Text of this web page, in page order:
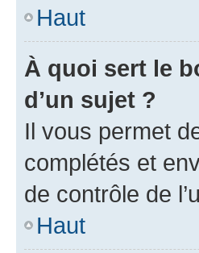
Haut
À quoi sert le
d’un sujet ?
Il vous permet
complétés et
de contrôle de
Haut